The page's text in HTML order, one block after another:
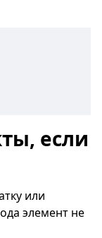
если
или
элемент не